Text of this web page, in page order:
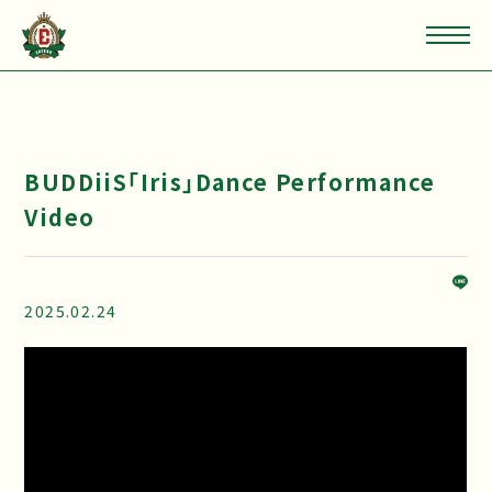
BUDDiiS「Iris」Dance Performance
Video
2025.02.24